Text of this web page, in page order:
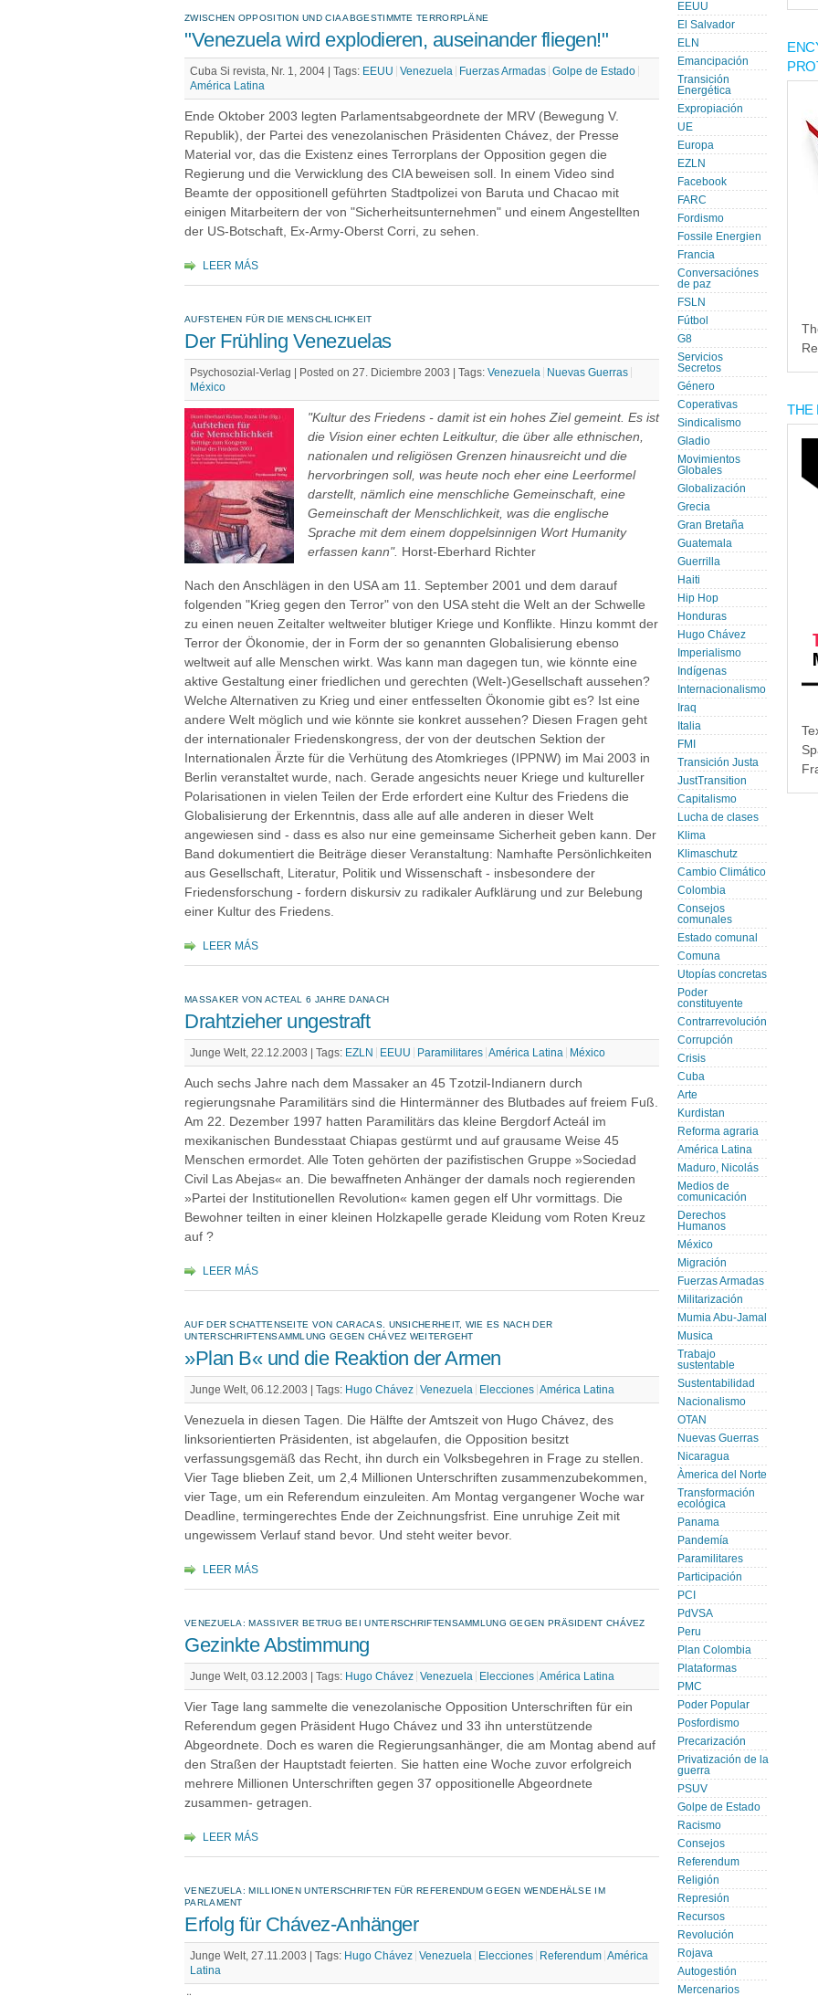
ZWISCHEN OPPOSITION UND CIA ABGESTIMMTE TERRORPLÄNE
"Venezuela wird explodieren, auseinander fliegen!"
Cuba Si revista, Nr. 1, 2004 | Tags: EEUU Venezuela Fuerzas Armadas Golpe de Estado
América Latina
Ende Oktober 2003 legten Parlamentsabgeordnete der MRV (Bewegung V.
Republik), der Partei des venezolanischen Präsidenten Chávez, der Presse
Material vor, das die Existenz eines Terrorplans der Opposition gegen die
Regierung und die Verwicklung des CIA beweisen soll. In einem Video sind
Beamte der oppositionell geführten Stadtpolizei von Baruta und Chacao mit
einigen Mitarbeitern der von "Sicherheitsunternehmen" und einem Angestellten
der US-Botschaft, Ex-Army-Oberst Corri, zu sehen.
LEER MÁS
AUFSTEHEN FÜR DIE MENSCHLICHKEIT
Der Frühling Venezuelas
Psychosozial-Verlag | Posted on 27. Diciembre 2003 | Tags: Venezuela
Nuevas Guerras
México
"Kultur des Friedens - damit ist ein hohes Ziel gemeint. Es ist
die Vision einer echten Leitkultur, die über alle ethnischen,
nationalen und religiösen Grenzen hinausreicht und die
hervorbringen soll, was heute noch eher eine Leerformel
darstellt, nämlich eine menschliche Gemeinschaft, eine
Gemeinschaft der Menschlichkeit, was die englische
Sprache mit dem einem doppelsinnigen Wort Humanity
erfassen kann". Horst-Eberhard Richter
Nach den Anschlägen in den USA am 11. September 2001 und dem darauf
folgenden "Krieg gegen den Terror" von den USA steht die Welt an der Schwelle
zu einen neuen Zeitalter weltweiter blutiger Kriege und Konflikte. Hinzu kommt der
Terror der Ökonomie, der in Form der so genannten Globalisierung ebenso
weltweit auf alle Menschen wirkt. Was kann man dagegen tun, wie könnte eine
aktive Gestaltung einer friedlichen und gerechten (Welt-)Gesellschaft aussehen?
Welche Alternativen zu Krieg und einer entfesselten Ökonomie gibt es? Ist eine
andere Welt möglich und wie könnte sie konkret aussehen? Diesen Fragen geht
der internationaler Friedenskongress, der von der deutschen Sektion der
Internationalen Ärzte für die Verhütung des Atomkrieges (IPPNW) im Mai 2003 in
Berlin veranstaltet wurde, nach. Gerade angesichts neuer Kriege und kultureller
Polarisationen in vielen Teilen der Erde erfordert eine Kultur des Friedens die
Globalisierung der Erkenntnis, dass alle auf alle anderen in dieser Welt
angewiesen sind - dass es also nur eine gemeinsame Sicherheit geben kann. Der
Band dokumentiert die Beiträge dieser Veranstaltung: Namhafte Persönlichkeiten
aus Gesellschaft, Literatur, Politik und Wissenschaft - insbesondere der
Friedensforschung - fordern diskursiv zu radikaler Aufklärung und zur Belebung
einer Kultur des Friedens.
LEER MÁS
MASSAKER VON ACTEAL 6 JAHRE DANACH
Drahtzieher ungestraft
Junge Welt, 22.12.2003 | Tags: EZLN EEUU Paramilitares América Latina México
Auch sechs Jahre nach dem Massaker an 45 Tzotzil-Indianern durch
regierungsnahe Paramilitärs sind die Hintermänner des Blutbades auf freiem Fuß.
Am 22. Dezember 1997 hatten Paramilitärs das kleine Bergdorf Acteál im
mexikanischen Bundesstaat Chiapas gestürmt und auf grausame Weise 45
Menschen ermordet. Alle Toten gehörten der pazifistischen Gruppe »Sociedad
Civil Las Abejas« an. Die bewaffneten Anhänger der damals noch regierenden
»Partei der Institutionellen Revolution« kamen gegen elf Uhr vormittags. Die
Bewohner teilten in einer kleinen Holzkapelle gerade Kleidung vom Roten Kreuz
auf ?
LEER MÁS
AUF DER SCHATTENSEITE VON CARACAS. UNSICHERHEIT, WIE ES NACH DER
UNTERSCHRIFTENSAMMLUNG GEGEN CHÁVEZ WEITERGEHT
»Plan B« und die Reaktion der Armen
Junge Welt, 06.12.2003 | Tags: Hugo Chávez Venezuela Elecciones América Latina
Venezuela in diesen Tagen. Die Hälfte der Amtszeit von Hugo Chávez, des
linksorientierten Präsidenten, ist abgelaufen, die Opposition besitzt
verfassungsgemäß das Recht, ihn durch ein Volksbegehren in Frage zu stellen.
Vier Tage blieben Zeit, um 2,4 Millionen Unterschriften zusammenzubekommen,
vier Tage, um ein Referendum einzuleiten. Am Montag vergangener Woche war
Deadline, termingerechtes Ende der Zeichnungsfrist. Eine unruhige Zeit mit
ungewissem Verlauf stand bevor. Und steht weiter bevor.
LEER MÁS
VENEZUELA: MASSIVER BETRUG BEI UNTERSCHRIFTENSAMMLUNG GEGEN PRÄSIDENT CHÁVEZ
Gezinkte Abstimmung
Junge Welt, 03.12.2003 | Tags: Hugo Chávez Venezuela Elecciones América Latina
Vier Tage lang sammelte die venezolanische Opposition Unterschriften für ein
Referendum gegen Präsident Hugo Chávez und 33 ihn unterstützende
Abgeordnete. Doch es waren die Regierungsanhänger, die am Montag abend auf
den Straßen der Hauptstadt feierten. Sie hatten eine Woche zuvor erfolgreich
mehrere Millionen Unterschriften gegen 37 oppositionelle Abgeordnete
zusammen- getragen.
LEER MÁS
VENEZUELA: MILLIONEN UNTERSCHRIFTEN FÜR REFERENDUM GEGEN WENDEHÄLSE IM
PARLAMENT
Erfolg für Chávez-Anhänger
Junge Welt, 27.11.2003 | Tags: Hugo Chávez Venezuela Elecciones Referendum América
Latina
EEUU
El Salvador
ELN
Emancipación
Transición
Energética
Expropiación
UE
Europa
EZLN
Facebook
FARC
Fordismo
Fossile Energien
Francia
Conversaciónes
de paz
FSLN
Fútbol
G8
Servicios
Secretos
Género
Coperativas
Sindicalismo
Gladio
Movimientos
Globales
Globalización
Grecia
Gran Bretaña
Guatemala
Guerrilla
Haiti
Hip Hop
Honduras
Hugo Chávez
Imperialismo
Indígenas
Internacionalismo
Iraq
Italia
FMI
Transición Justa
JustTransition
Capitalismo
Lucha de clases
Klima
Klimaschutz
Cambio Climático
Colombia
Consejos
comunales
Estado comunal
Comuna
Utopías concretas
Poder
constituyente
Contrarrevolución
Corrupción
Crisis
Cuba
Arte
Kurdistan
Reforma agraria
América Latina
Maduro, Nicolás
Medios de
comunicación
Derechos
Humanos
México
Migración
Fuerzas Armadas
Militarización
Mumia Abu-Jamal
Musica
Trabajo
sustentable
Sustentabilidad
Nacionalismo
OTAN
Nuevas Guerras
Nicaragua
Àmerica del Norte
Transformación
ecológica
Panama
Pandemía
Paramilitares
Participación
PCI
PdVSA
Peru
Plan Colombia
Plataformas
PMC
Poder Popular
Posfordismo
Precarización
Privatización de la
guerra
PSUV
Golpe de Estado
Racismo
Consejos
Referendum
Religión
Represión
Recursos
Revolución
Rojava
Autogestión
Mercenarios
THE